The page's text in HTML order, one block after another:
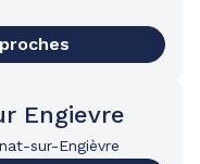
Engievre
sur-Engièvre